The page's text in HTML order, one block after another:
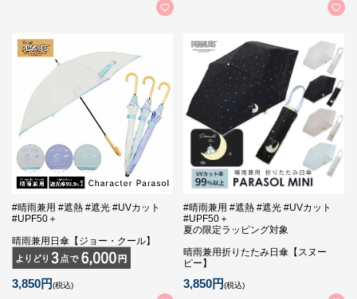
#晴雨兼用 #遮熱 #遮光 #UVカット
#UPF50＋
晴雨兼用日傘【ジョー・クール】
3,850円(税込)
#晴雨兼用 #遮熱 #遮光 #UVカット
#UPF50＋
夏の限定ラッピング対象
晴雨兼用折りたたみ日傘【スヌー
ピー】
3,850円(税込)